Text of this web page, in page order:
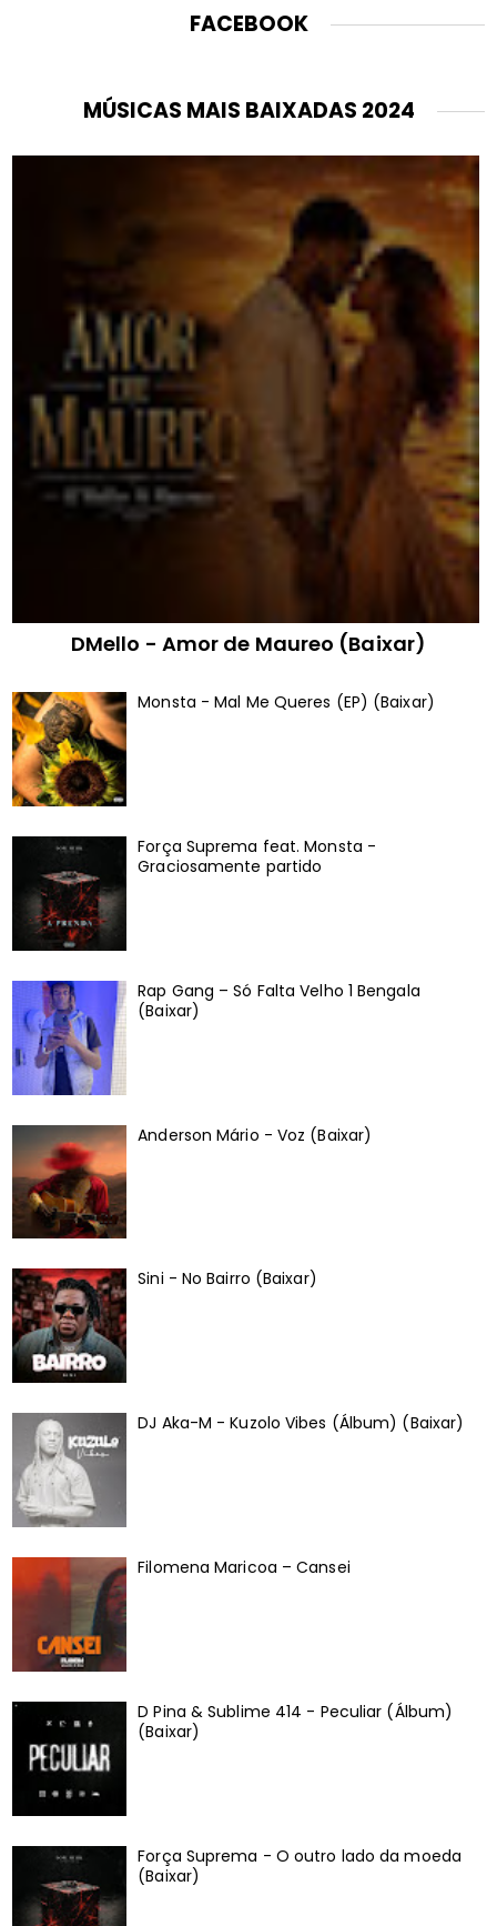
FACEBOOK
MÚSICAS MAIS BAIXADAS 2024
DMello - Amor de Maureo (Baixar)
Monsta - Mal Me Queres (EP) (Baixar)
Força Suprema feat. Monsta -
Graciosamente partido
Rap Gang – Só Falta Velho 1 Bengala
(Baixar)
Anderson Mário - Voz (Baixar)
Sini - No Bairro (Baixar)
DJ Aka-M - Kuzolo Vibes (Álbum) (Baixar)
Filomena Maricoa – Cansei
D Pina & Sublime 414 - Peculiar (Álbum)
(Baixar)
Força Suprema - O outro lado da moeda
(Baixar)